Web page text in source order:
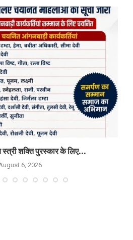
स्त्री शक्ति पुरस्कार के लिए...
6, 2026